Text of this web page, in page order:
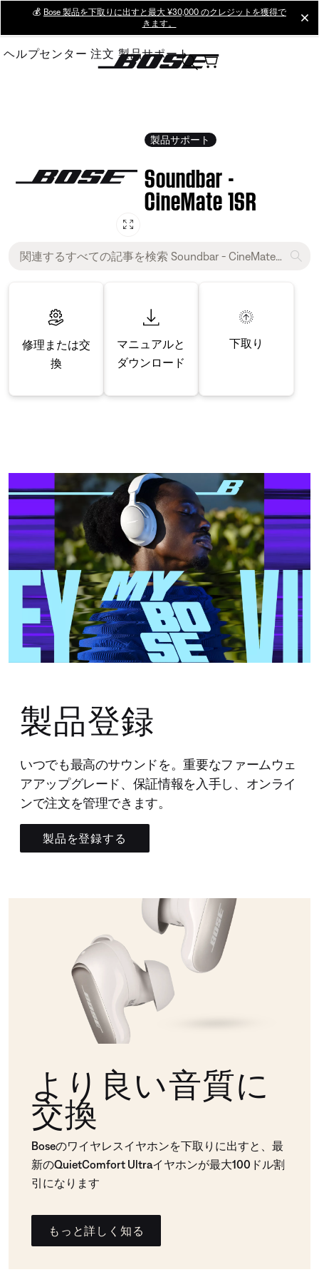
Main
💰 Bose 製品を下取りに出すと最大 ¥30,000 のクレジットを獲得で
きます。
ヘルプセンター 注文 製品サポート
製品サポート
Soundbar -
CineMate 1SR
修理または交
換
マニュアルと
ダウンロード
下取り
製品登録
いつでも最高のサウンドを。重要なファームウェ
アアップグレード、保証情報を入手し、オンライ
ンで注文を管理できます。
製品を登録する
より良い音質に
交換
Boseのワイヤレスイヤホンを下取りに出すと、最
新のQuietComfort Ultraイヤホンが最大100ドル割
引になります
もっと詳しく知る